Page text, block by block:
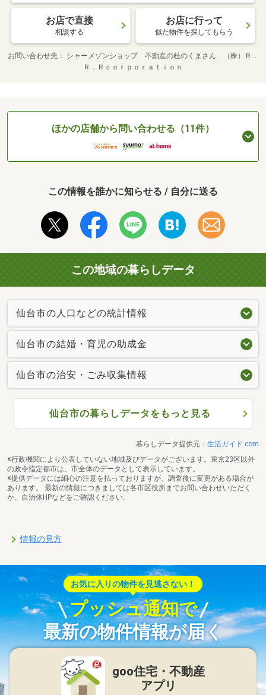
お店で直接
相談する
お店に行って
似た物件を探してもらう
お問い合わせ先
シャーメゾンショップ 不動産の杜のくまさん （株）Ｒ．
Ｒ．Ｒｃｏｒｐｏｒａｔｉｏｎ
ほかの店舗から問い合わせる（11件）
この情報を誰かに知らせる / 自分に送る
この地域の暮らしデータ
仙台市の人口などの統計情報
仙台市の結婚・育児の助成金
仙台市の治安・ごみ収集情報
仙台市の暮らしデータをもっと見る
暮らしデータ提供元： 生活ガイド.com
※行政機関により公表していない地域及びデータがございます。東京23区以外
の政令指定都市は、市全体のデータとして表示しています。
※提供データには細心の注意を払っておりますが、調査後に変更がある場合が
あります。 最新の情報につきましては各市区役所までお問い合わせいただく
か、自治体HPなどをご確認ください。
情報の見方
お気に入りの物件を見逃さない！
プッシュ通知で
最新の物件情報が届く
goo住宅・不動産
アプリ